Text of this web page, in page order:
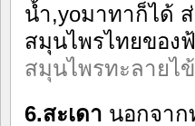
น้ำ,yoมาทาก็ได้
สมุนไพรไทยของ
สมุนไพรทะลายไข้
6.สะเดา นอกจาก